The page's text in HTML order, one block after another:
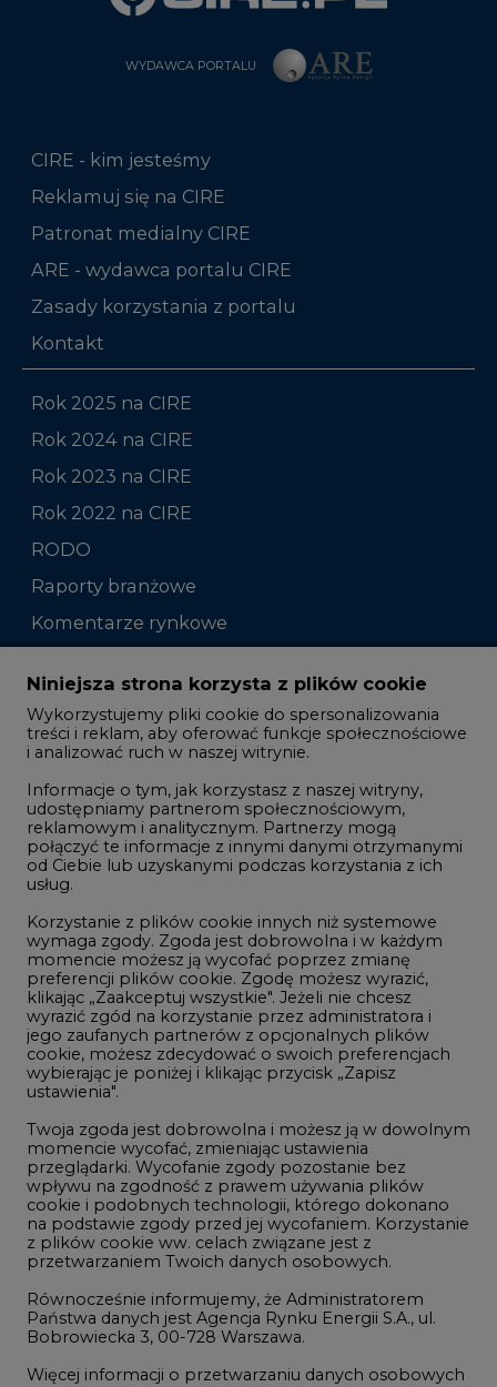
CIRE - kim jesteśmy
Rok 2025 na CIRE
Rok 2024 na CIRE
Zmiany kadrowe na rynku
Studio CIRE
Gospodarka
Geopolityka
Innowacje i AI
Telekomunikacja i IT
Wodór
Górnictwo
Zmiany klimatyczne
Atom
Offshore wind
Magazyny energii
Zielone samorządy
Zielona gospodarka
©2002-2021 - 2026-CIRE.PL Centrum Informacji o Rynku Energii
Niniejsza strona korzysta z plików cookie
Wykorzystujemy pliki cookie do spersonalizowania
treści i reklam, aby oferować funkcje społecznościowe
Informacje o tym, jak korzystasz z naszej witryny,
udostępniamy partnerom społecznościowym,
reklamowym i analitycznym. Partnerzy mogą
połączyć te informacje z innymi danymi otrzymanymi
usług.
Korzystanie z plików cookie innych niż systemowe
wymaga zgody. Zgoda jest dobrowolna i w każdym
momencie możesz ją wycofać poprzez zmianę
preferencji plików cookie. Zgodę możesz wyrazić,
wyrazić zgód na korzystanie przez administratora i
jego zaufanych partnerów z opcjonalnych plików
cookie, możesz zdecydować o swoich preferencjach
wybierając je poniżej i klikając przycisk „Zapisz
ustawienia".
Twoja zgoda jest dobrowolna i możesz ją w dowolnym
momencie wycofać, zmieniając ustawienia
przeglądarki. Wycofanie zgody pozostanie bez
wpływu na zgodność z prawem używania plików
na podstawie zgody przed jej wycofaniem. Korzystanie
z plików cookie ww. celach związane jest z
przetwarzaniem Twoich danych osobowych.
Równocześnie informujemy, że Administratorem
Państwa danych jest Agencja Rynku Energii S.A., ul.
Bobrowiecka 3, 00-728 Warszawa.
oraz mechanizmie plików cookie znajdą Państwo
wPolityce prywatności.